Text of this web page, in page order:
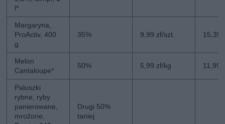
l*
Margaryna,
ProActiv, 400
g
35% 9,99 zł/szt. 15,39
Melon
Cantaloupe*
50% 5,99 zł/kg 11,99
Paluszki
rybne, ryby
panierowane,
mrożone,
Drugi 50%
taniej